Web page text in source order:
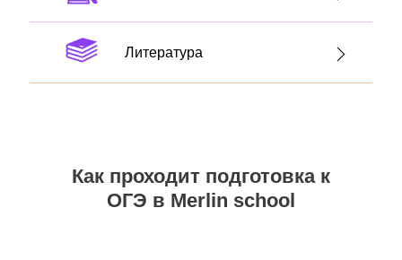
Литература
Как проходит подготовка к
ОГЭ в Merlin school